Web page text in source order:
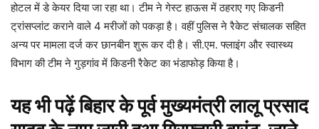
होटल में डे केयर दिया जा रहा था। टीम ने गेस्ट हाऊस में ठहराए गए किडनी
ट्रांसप्लांट कराने वाले 4 मरीजों को पकड़ा है। वहीं पुलिस ने रैकेट संचालक सहित
अन्य पर मामला दर्ज कर छानबीन शुरू कर दी है। सी.एम. फ्लाइंग और स्वास्थ्य
विभाग की टीम ने गुड़गांव में किडनी रैकेट का भंडाफोड़ किया है।
यह भी पढ़ेंबिहार के पूर्व मुख्यमंत्री लालू प्रसाद